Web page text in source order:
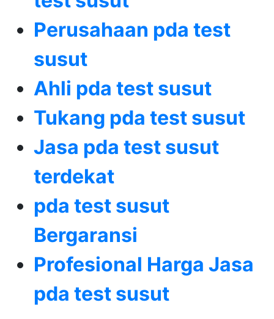
Perusahaan pda test
susut
Ahli pda test susut
Tukang pda test susut
Jasa pda test susut
terdekat
pda test susut
Bergaransi
Profesional Harga Jasa
pda test susut